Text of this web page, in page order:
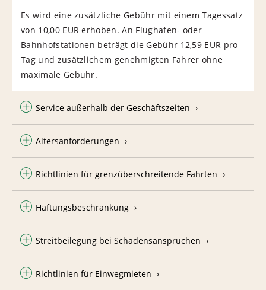
Es wird eine zusätzliche Gebühr mit einem Tagessatz
von 10,00 EUR erhoben. An Flughafen- oder
Bahnhofstationen beträgt die Gebühr 12,59 EUR pro
Tag und zusätzlichem genehmigten Fahrer ohne
maximale Gebühr.
Service außerhalb der Geschäftszeiten
Altersanforderungen
Richtlinien für grenzüberschreitende Fahrten
Haftungsbeschränkung
Streitbeilegung bei Schadensansprüchen
Richtlinien für Einwegmieten